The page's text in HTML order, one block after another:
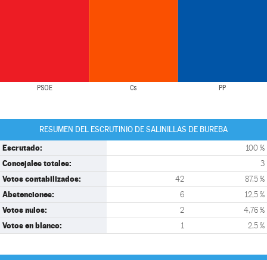
PSOE Cs PP
RESUMEN DEL ESCRUTINIO DE SALINILLAS DE BUREBA
Escrutado: 100 %
Concejales totales: 3
Votos contabilizados: 42 87,5 %
Abstenciones: 6 12,5 %
Votos nulos: 2 4,76 %
Votos en blanco: 1 2,5 %